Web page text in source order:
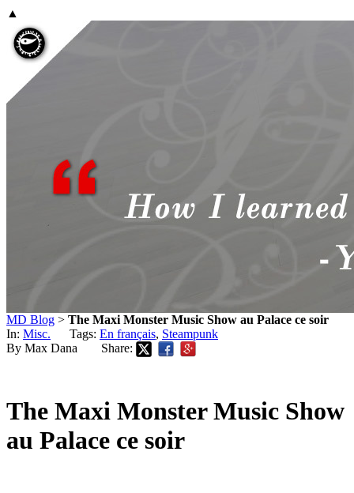
▲
MD Blog > The Maxi Monster Music Show au Palace ce soir
In: Misc. Tags: En français, Steampunk
By Max Dana
Share:
The Maxi Monster Music Show
au Palace ce soir